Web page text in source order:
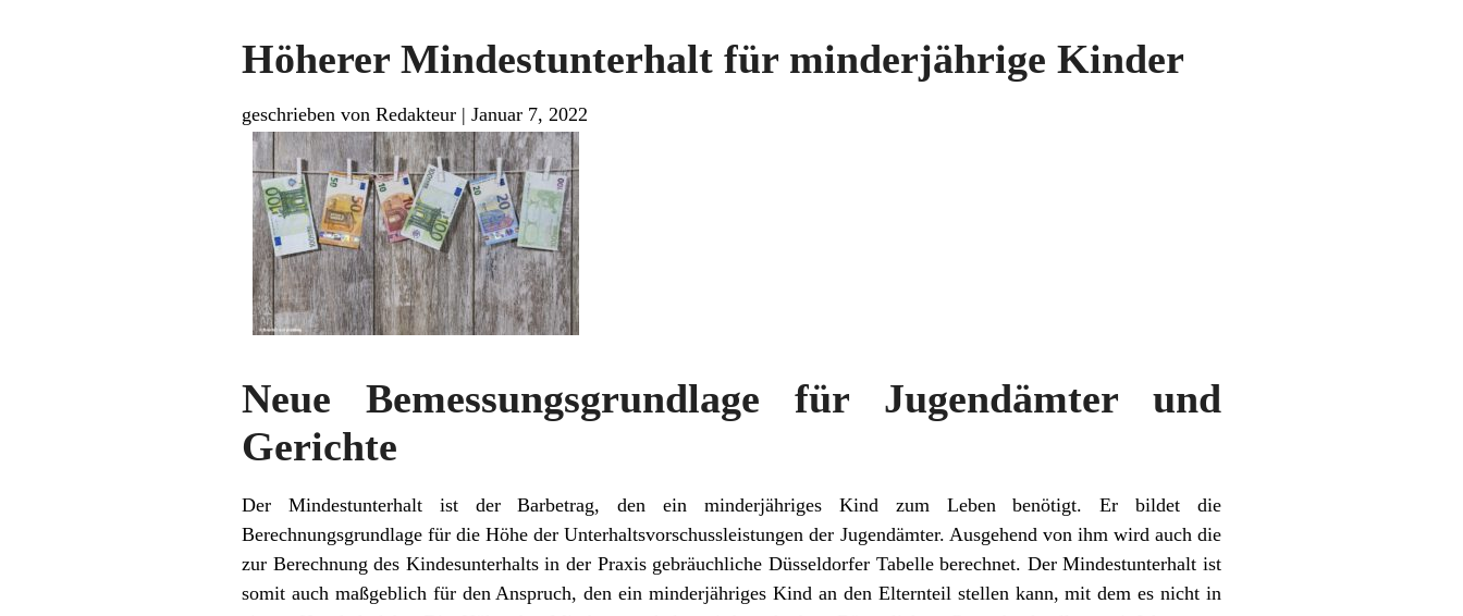
Höherer Mindestunterhalt für minderjährige Kinder
geschrieben von Redakteur | Januar 7, 2022
Neue Bemessungsgrundlage für Jugendämter und
Gerichte
Der Mindestunterhalt ist der Barbetrag, den ein minderjähriges Kind zum Leben benötigt. Er bildet die
Berechnungsgrundlage für die Höhe der Unterhaltsvorschussleistungen der Jugendämter. Ausgehend von ihm wird auch die
zur Berechnung des Kindesunterhalts in der Praxis gebräuchliche Düsseldorfer Tabelle berechnet. Der Mindestunterhalt ist
somit auch maßgeblich für den Anspruch, den ein minderjähriges Kind an den Elternteil stellen kann, mit dem es nicht in